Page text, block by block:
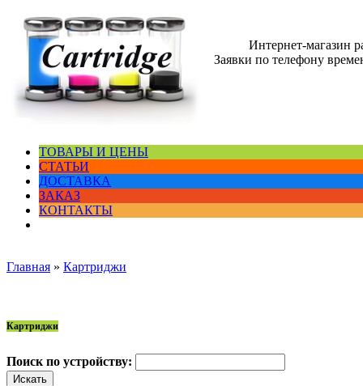
Интернет-магазин
Заявки по телефону
ТОВАРЫ И ЦЕНЫ
СТАТЬИ
ДОСТАВКА
ЗАКАЗ
КОНТАКТЫ
Главная » Картриджи
Картриджи
Поиск по устройству: